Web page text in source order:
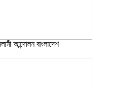
আন্দোলন বাংলাদেশ